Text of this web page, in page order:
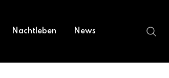
Nachtleben News